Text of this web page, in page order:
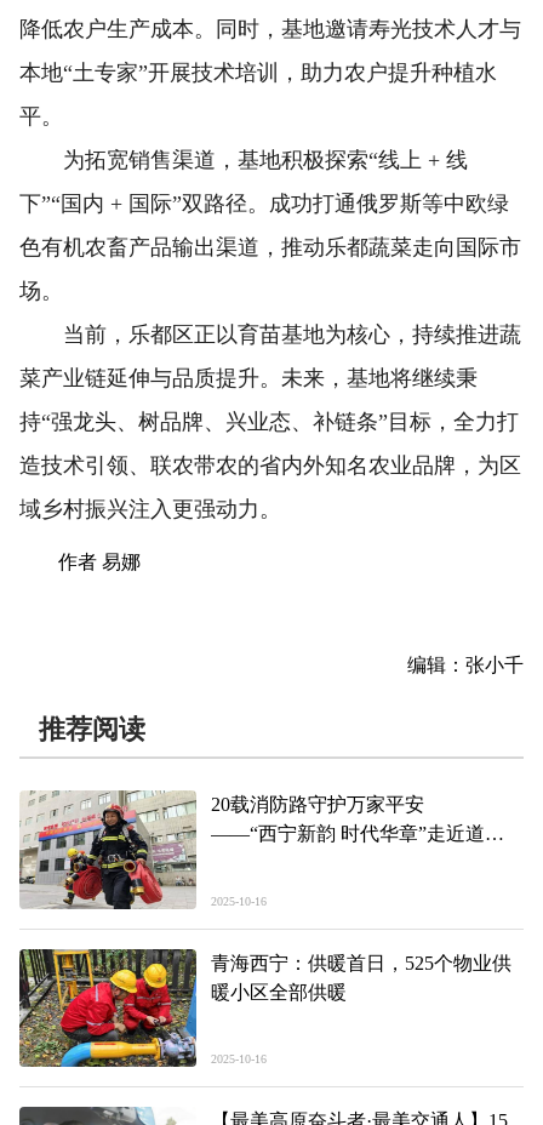
降低农户生产成本。同时，基地邀请寿光技术人才与
本地“土专家”开展技术培训，助力农户提升种植水
平。
为拓宽销售渠道，基地积极探索“线上 + 线
下”“国内 + 国际”双路径。成功打通俄罗斯等中欧绿
色有机农畜产品输出渠道，推动乐都蔬菜走向国际市
场。
当前，乐都区正以育苗基地为核心，持续推进蔬
菜产业链延伸与品质提升。未来，基地将继续秉
持“强龙头、树品牌、兴业态、补链条”目标，全力打
造技术引领、联农带农的省内外知名农业品牌，为区
域乡村振兴注入更强动力。
作者 易娜
编辑：张小千
推荐阅读
20载消防路守护万家平安
——“西宁新韵 时代华章”走近道德
2025-10-16
青海西宁：供暖首日，525个物业供
暖小区全部供暖
2025-10-16